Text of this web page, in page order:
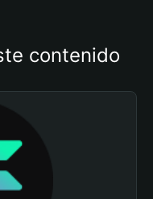
contenido